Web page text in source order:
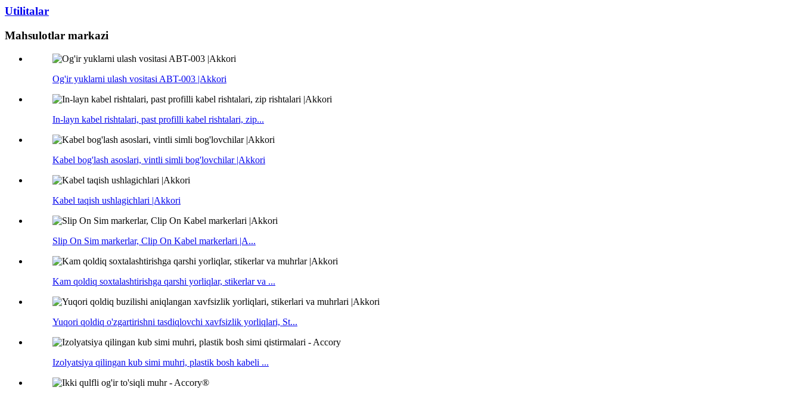
Utilitalar
Mahsulotlar markazi
Og'ir yuklarni ulash vositasi ABT-003 |Akkori
In-layn kabel rishtalari, past profilli kabel rishtalari, zip...
Kabel bog'lash asoslari, vintli simli bog'lovchilar |Akkori
Kabel taqish ushlagichlari |Akkori
Slip On Sim markerlar, Clip On Kabel markerlari |A...
Kam qoldiq soxtalashtirishga qarshi yorliqlar, stikerlar va ...
Yuqori qoldiq o'zgartirishni tasdiqlovchi xavfsizlik yorliqlari, St...
Izolyatsiya qilingan kub simi muhri, plastik bosh kabeli ...